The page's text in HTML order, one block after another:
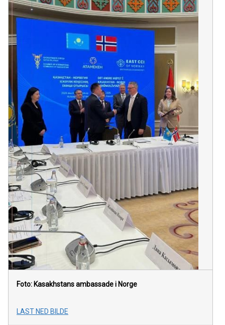
Foto: Kasakhstans ambassade i Norge
LAST NED BILDE